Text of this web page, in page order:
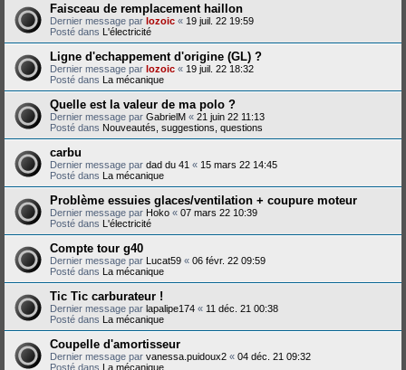
Faisceau de remplacement haillon
Dernier message par lozoic « 19 juil. 22 19:59
Posté dans L'électricité
Ligne d'echappement d'origine (GL) ?
Dernier message par lozoic « 19 juil. 22 18:32
Posté dans La mécanique
Quelle est la valeur de ma polo ?
Dernier message par GabrielM « 21 juin 22 11:13
Posté dans Nouveautés, suggestions, questions
carbu
Dernier message par dad du 41 « 15 mars 22 14:45
Posté dans La mécanique
Problème essuies glaces/ventilation + coupure moteur
Dernier message par Hoko « 07 mars 22 10:39
Posté dans L'électricité
Compte tour g40
Dernier message par Lucat59 « 06 févr. 22 09:59
Posté dans La mécanique
Tic Tic carburateur !
Dernier message par lapalipe174 « 11 déc. 21 00:38
Posté dans La mécanique
Coupelle d'amortisseur
Dernier message par vanessa.puidoux2 « 04 déc. 21 09:32
Posté dans La mécanique